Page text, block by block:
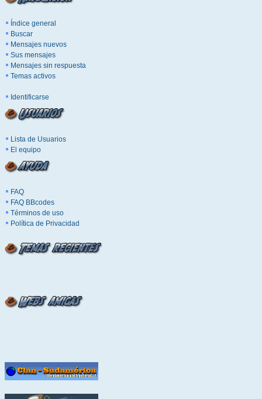
Índice general
Buscar
Mensajes nuevos
Sus mensajes
Mensajes sin respuesta
Temas activos
Identificarse
Lista de Usuarios
El equipo
FAQ
FAQ BBcodes
Términos de uso
Política de Privacidad